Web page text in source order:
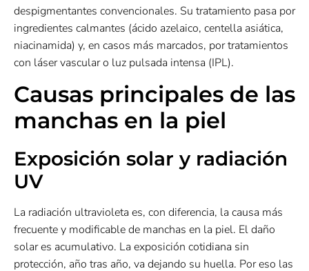
despigmentantes convencionales. Su tratamiento pasa por
ingredientes calmantes (ácido azelaico, centella asiática,
niacinamida) y, en casos más marcados, por tratamientos
con láser vascular o luz pulsada intensa (IPL).
Causas principales de las
manchas en la piel
Exposición solar y radiación
UV
La radiación ultravioleta es, con diferencia, la causa más
frecuente y modificable de manchas en la piel. El daño
solar es acumulativo. La exposición cotidiana sin
protección, año tras año, va dejando su huella. Por eso las